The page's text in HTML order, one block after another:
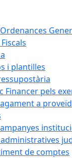
i plantilles
Financer pels
a
de comptes